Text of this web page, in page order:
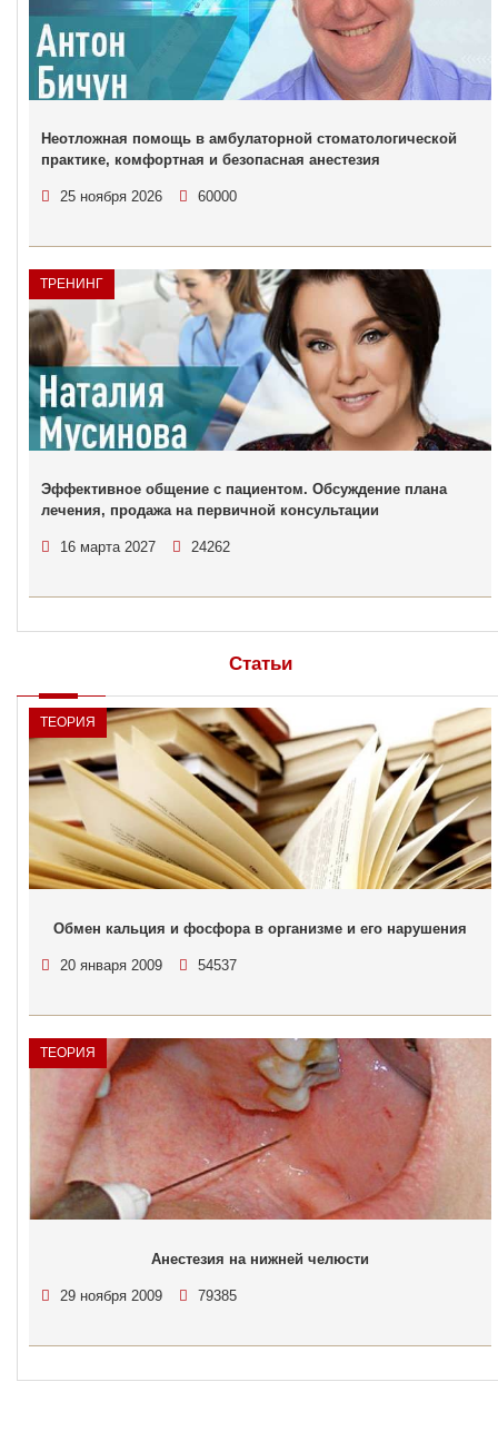
Неотложная помощь в амбулаторной стоматологической
практике, комфортная и безопасная анестезия
25 ноября 2026 60000
ТРЕНИНГ
Эффективное общение с пациентом. Обсуждение плана
лечения, продажа на первичной консультации
16 марта 2027 24262
Статьи
ТЕОРИЯ
Обмен кальция и фосфора в организме и его нарушения
20 января 2009 54537
ТЕОРИЯ
Анестезия на нижней челюсти
29 ноября 2009 79385